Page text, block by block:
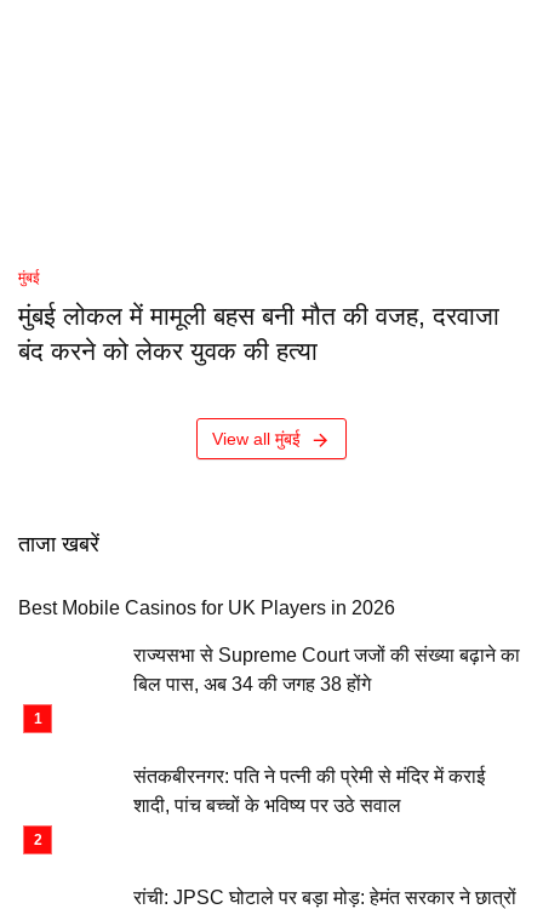
मुंबई
मुंबई लोकल में मामूली बहस बनी मौत की वजह, दरवाजा
बंद करने को लेकर युवक की हत्या
View all मुंबई
ताजा खबरें
Best Mobile Casinos for UK Players in 2026
राज्यसभा से Supreme Court जजों की संख्या बढ़ाने का
बिल पास, अब 34 की जगह 38 होंगे
संतकबीरनगर: पति ने पत्नी की प्रेमी से मंदिर में कराई
शादी, पांच बच्चों के भविष्य पर उठे सवाल
रांची: JPSC घोटाले पर बड़ा मोड़: हेमंत सरकार ने छात्रों